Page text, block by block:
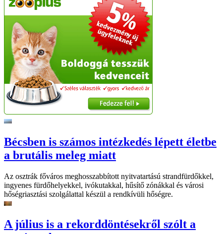
Bécsben is számos intézkedés lépett életbe
a brutális meleg miatt
Az osztrák főváros meghosszabbított nyitvatartású strandfürdőkkel,
ingyenes fürdőhelyekkel, ivókutakkal, hűsítő zónákkal és városi
hőségriasztási szolgálattal készül a rendkívüli hőségre.
A július is a rekorddöntésekről szólt a